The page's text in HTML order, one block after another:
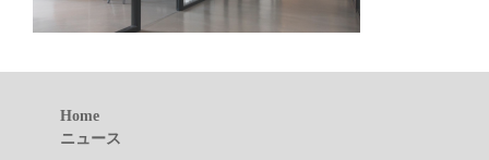
Home
ニュース